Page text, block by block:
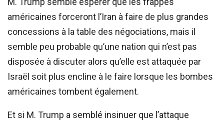
américaines forceront l’Iran à faire de plus grandes
concessions à la table des négociations, mais il
semble peu probable qu’une nation qui n’est pas
disposée à discuter alors qu’elle est attaquée par
Israël soit plus encline à le faire lorsque les bombes
américaines tombent également.
Et si M. Trump a semblé insinuer que l’attaque